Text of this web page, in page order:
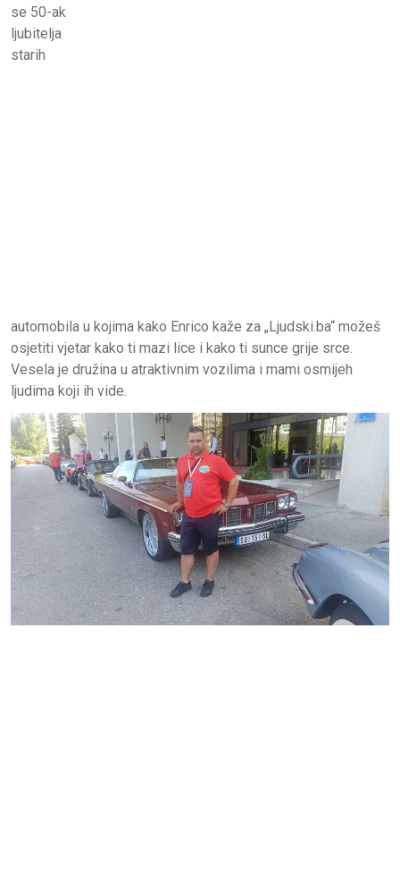
se 50-ak
ljubitelja
starih
automobila u kojima kako Enrico kaže za „Ljudski.ba“ možeš
osjetiti vjetar kako ti mazi lice i kako ti sunce grije srce.
Vesela je družina u atraktivnim vozilima i mami osmijeh
ljudima koji ih vide.